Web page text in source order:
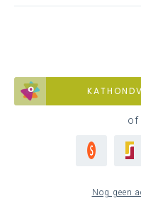
of
Nog geen